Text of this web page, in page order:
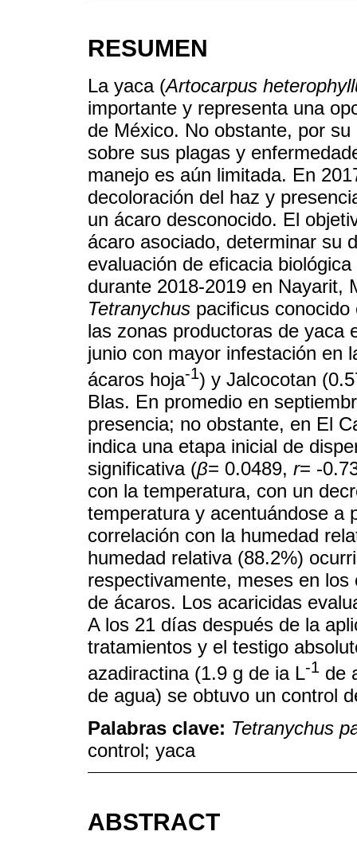
RESUMEN
La yaca (Artocarpus
importante y representa una
de México. No obstante, por
sobre sus plagas y
manejo es aún limitada. En
decoloración del haz y
un ácaro desconocido. El
ácaro asociado, determinar su
evaluación de eficacia
durante 2018-2019 en Nayarit,
Tetranychus pacificus
las zonas productoras de yaca
junio con mayor infestación en
ácaros hoja-1) y Jalcocotan
Blas. En promedio en
presencia; no obstante, en El
indica una etapa inicial de
significativa (β= 0.0489, r= -
con la temperatura, con un
temperatura y acentuándose a
correlación con la humedad
humedad relativa (88.2%)
respectivamente, meses en
de ácaros. Los acaricidas
A los 21 días después de la
tratamientos y el testigo
azadiractina (1.9 g de ia L-1 de
de agua) se obtuvo un control
Palabras clave: Tetranychus
control; yaca
ABSTRACT